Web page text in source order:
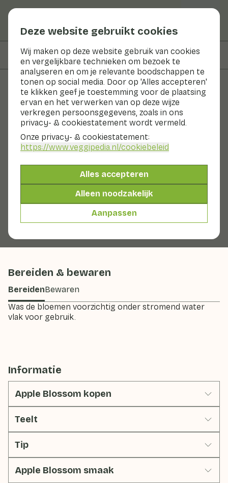
Deze website gebruikt cookies
Wij maken op deze website gebruik van cookies
en vergelijkbare technieken om bezoek te
analyseren en om je relevante boodschappen te
tonen op social media. Door op 'Alles accepteren'
te klikken geef je toestemming voor de plaatsing
ervan en het verwerken van op deze wijze
verkregen persoonsgegevens, zoals in ons
privacy- & cookiestatement wordt vermeld.
Onze privacy- & cookiestatement:
https://www.veggipedia.nl/cookiebeleid
Alles accepteren
Alleen noodzakelijk
Aanpassen
Op deze pagina Informatie
Groenten en fruit
Apple Blossom
Nu in seizoen Groenten Koelkast
met de friszure smaak van groene appels. Apple
Blossom past goed in desserts of in cocktails. In
combinatie met gerookte vis of schaal- en schelpdieren
is het ook aanrader.
Ook wel genoemd:
bloem
eetbare bloem apple blossom
Bereiden & bewaren
BereidenBewaren
Was de bloemen voorzichtig onder stromend water
vlak voor gebruik.
Informatie
Apple Blossom kopen
Teelt
Tip
Apple Blossom smaak